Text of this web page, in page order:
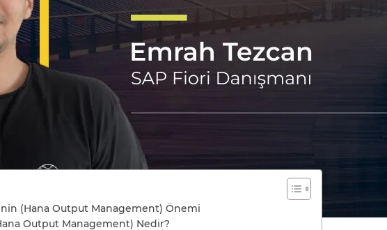
(Hana Output Management) Önemi
Output Management) Nedir?